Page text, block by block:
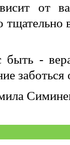
от
-
заботься